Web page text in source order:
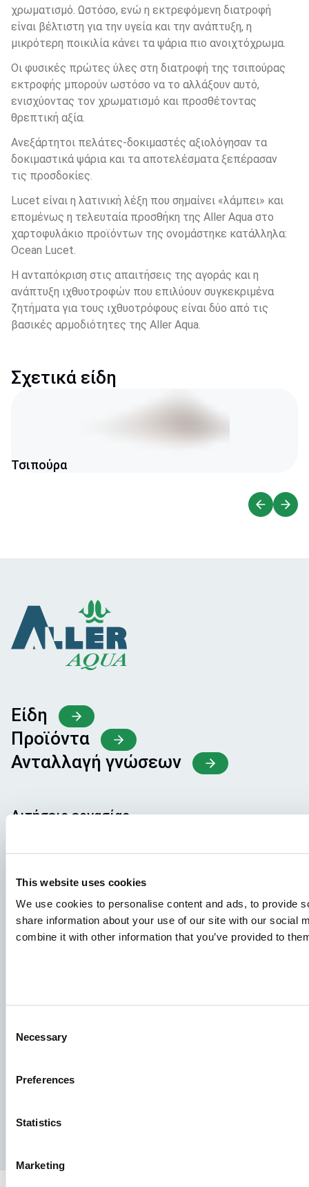
This website uses cookies
We use cookies to personalise content and ads, to provide
share information about your use of our site with our social
combine it with other information that you’ve provided to
Selection
Necessary
Preferences
Statistics
Marketing
χρωματισμό. Ωστόσο, ενώ η εκτρεφόμενη διατροφή
είναι βέλτιστη για την υγεία και την ανάπτυξη, η
μικρότερη ποικιλία κάνει τα ψάρια πιο ανοιχτόχρωμα.
Οι φυσικές πρώτες ύλες στη διατροφή της τσιπούρας
εκτροφής μπορούν ωστόσο να το αλλάξουν αυτό,
ενισχύοντας τον χρωματισμό και προσθέτοντας
θρεπτική αξία.
Ανεξάρτητοι πελάτες-δοκιμαστές αξιολόγησαν τα
δοκιμαστικά ψάρια και τα αποτελέσματα ξεπέρασαν
τις προσδοκίες.
Lucet είναι η λατινική λέξη που σημαίνει «λάμπει» και
επομένως η τελευταία προσθήκη της Aller Aqua στο
χαρτοφυλάκιο προϊόντων της ονομάστηκε κατάλληλα:
Ocean Lucet.
Η ανταπόκριση στις απαιτήσεις της αγοράς και η
ανάπτυξη ιχθυοτροφών που επιλύουν συγκεκριμένα
ζητήματα για τους ιχθυοτρόφους είναι δύο από τις
βασικές αρμοδιότητες της Aller Aqua.
Σχετικά είδη
Τσιπούρα
Είδη
Προϊόντα
Ανταλλαγή γνώσεων
Αιτήσεις εργασίας
σωστό μέρος, παρακαλούμε να αναφέρετε τη θέση
τη διαβάσουμε!
Επισκεφθείτε τις ανοιχτές θέσεις εργασίας μας